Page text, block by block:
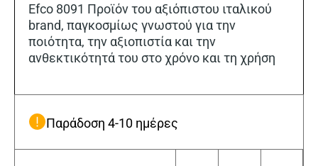
Efco 8091 Προϊόν του αξιόπιστου ιταλικού
brand, παγκοσμίως γνωστού για την
ποιότητα, την αξιοπιστία και την
ανθεκτικότητά του στο χρόνο και τη χρήση
Παράδοση 4-10 ημέρες